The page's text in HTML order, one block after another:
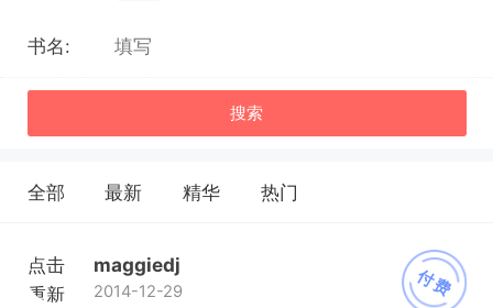
书名:
搜索
全部 最新 精华 热门
付费
点击
重新
maggiedj
2014-12-29